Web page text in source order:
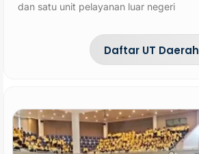
dan satu unit pelayanan luar negeri
Daftar UT Daerah